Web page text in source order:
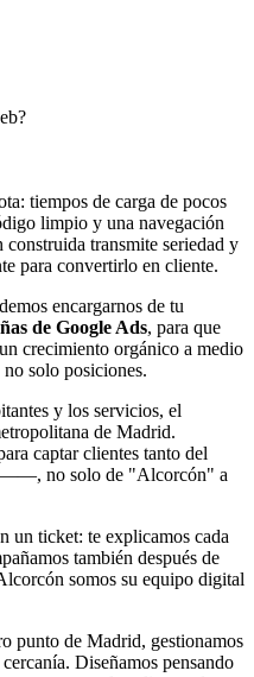
tiempos de carga de pocos
limpio y una navegación
transmite seriedad y
para convertirlo en cliente.
encargarnos de tu
de Google Ads, para que
crecimiento orgánico a medio
solo posiciones.
y los servicios, el
de Madrid.
captar clientes tanto del
——, no solo de "Alcorcón" a
un ticket: te explicamos cada
también después de
somos su equipo digital
punto de Madrid, gestionamos
Diseñamos pensando